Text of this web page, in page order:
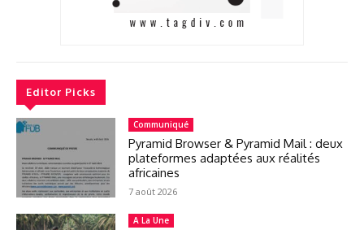
Editor Picks
Communiqué
Pyramid Browser & Pyramid Mail : deux
plateformes adaptées aux réalités
africaines
7 août 2026
A La Une